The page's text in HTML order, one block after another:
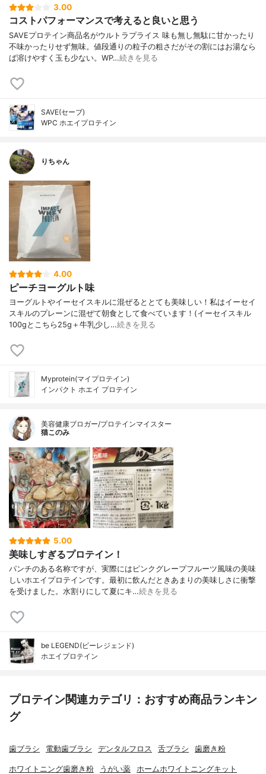
3.00
コストパフォーマンスで考えると良いと思う
SAVEプロテイン商品名がウルトラプライス 味も無し無駄に甘かったり
不味かったりせず無味。値段通りの粒子の粗さだがその割にはお湯なら
ば溶けやすく玉も少ない。WP…続きを見る
SAVE(セーブ)
WPC ホエイプロテイン
りちゃん
4.00
ピーチヨーグルト味
ヨーグルトやイーセイスキルに混ぜるととても美味しい！私はイーセイ
スキルのプレーンに混ぜて朝食として食べています！(イーセイスキル
100gとこちら25g＋牛乳少し…続きを見る
Myprotein(マイプロテイン)
インパクト ホエイ プロテイン
美容健康ブロガー/プロテインマイスター
猫このみ
5.00
美味しすぎるプロテイン！
パンチのある名称ですが、実際にはピンクグレープフルーツ風味の美味
しいホエイプロテインです。最初に飲んだときあまりの美味しさに衝撃
を受けました。水割りにして夏にキ…続きを見る
be LEGEND(ビーレジェンド)
ホエイプロテイン
プロテイン関連カテゴリ：おすすめ商品ランキン
グ
歯ブラシ 電動歯ブラシ デンタルフロス 舌ブラシ 歯磨き粉
ホワイトニング歯磨き粉 うがい薬 ホームホワイトニングキット